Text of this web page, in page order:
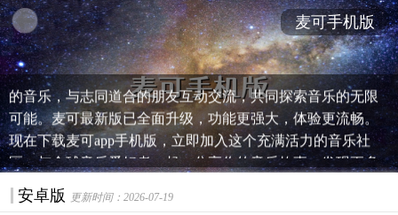
麦可，一个集音乐分享、互动社交于一体的平台，让你随时
随地享受音乐带来的快乐。在这里，你可以发现最新、最热
的音乐，与志同道合的朋友互动交流，共同探索音乐的无限
可能。麦可最新版已全面升级，功能更强大，体验更流畅。
现在下载麦可app手机版，立即加入这个充满活力的音乐社
区，与全球音乐爱好者一起，分享你的音乐故事，发现更多
麦可手机版
安卓版 更新时间：2026-07-19